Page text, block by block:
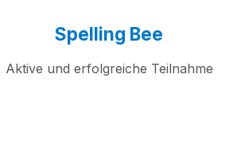
Spelling Bee
Akti­ve und erfolg­rei­che Teilnahme